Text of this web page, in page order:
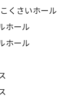
くさいホール
ホール
ホール